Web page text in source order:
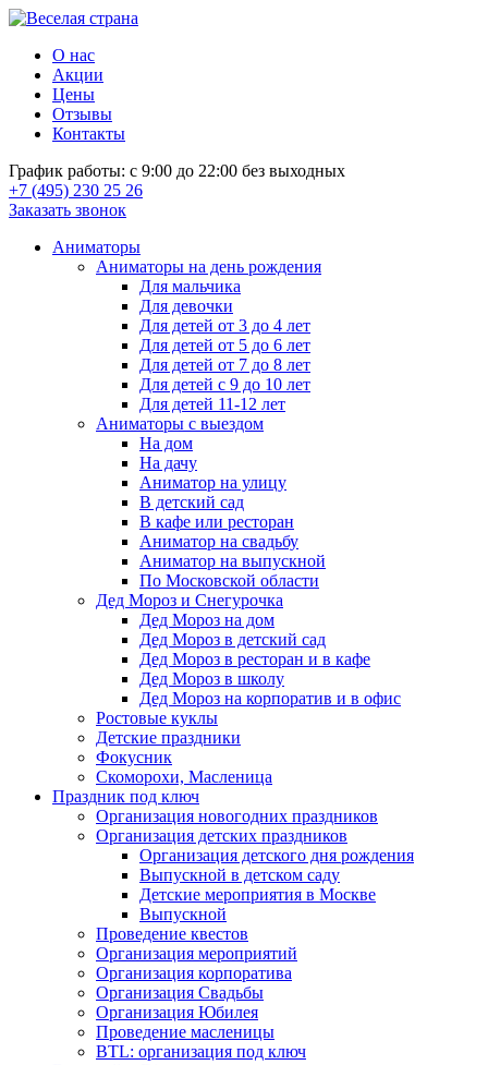
О нас
Акции
Цены
Отзывы
Контакты
График работы: с 9:00 до 22:00 без выходных
+7 (495) 230 25 26
Заказать звонок
Аниматоры
Аниматоры на день рождения
Для мальчика
Для девочки
Для детей от 3 до 4 лет
Для детей от 5 до 6 лет
Для детей от 7 до 8 лет
Для детей с 9 до 10 лет
Для детей 11-12 лет
Аниматоры с выездом
На дом
На дачу
Аниматор на улицу
В детский сад
В кафе или ресторан
Аниматор на свадьбу
Аниматор на выпускной
По Московской области
Дед Мороз и Снегурочка
Дед Мороз на дом
Дед Мороз в детский сад
Дед Мороз в ресторан и в кафе
Дед Мороз в школу
Дед Мороз на корпоратив и в офис
Ростовые куклы
Детские праздники
Фокусник
Скоморохи, Масленица
Праздник под ключ
Организация новогодних праздников
Организация детских праздников
Организация детского дня рождения
Выпускной в детском саду
Детские мероприятия в Москве
Выпускной
Проведение квестов
Организация мероприятий
Организация корпоратива
Организация Свадьбы
Организация Юбилея
Проведение масленицы
BTL: организация под ключ